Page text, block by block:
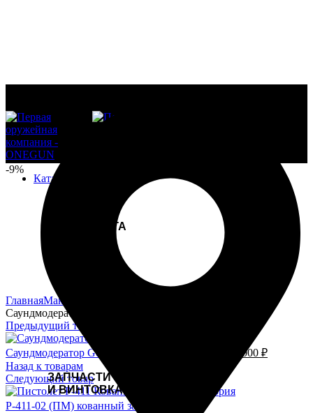
Каталог продукции
РЕЛОАДИНГА
ЗАПЧАСТИ К GLOСK
И ВИНТОВКАМ AR-15
-9%
Увеличить
ГлавнаяМакеты глушителей и саундмодераторы
Саундмодератор для пистолетов ПМ и других
Предыдущий товар
Саундмодератор Gemtech (ТТ, Glock) 32 000 ₽
Назад к товарам
Следующий товар
Р-411-02 (ПМ) кованный затвор